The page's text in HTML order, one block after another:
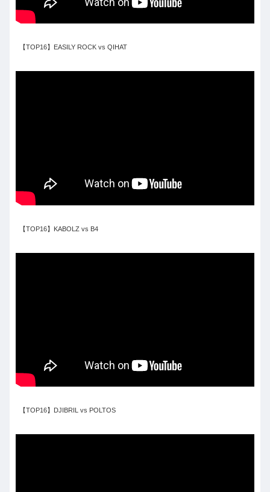
【TOP16】EASILY ROCK vs QIHAT
【TOP16】KABOLZ vs B4
【TOP16】DJIBRIL vs POLTOS